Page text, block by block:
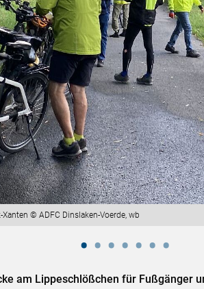
© ADFC Dinslaken-Voerde, wb
am Lippeschlößchen für Fußgänger